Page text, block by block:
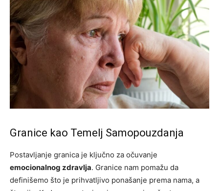
Granice kao Temelj Samopouzdanja
Postavljanje granica je ključno za očuvanje
emocionalnog zdravlja. Granice nam pomažu da
definišemo što je prihvatljivo ponašanje prema nama, a